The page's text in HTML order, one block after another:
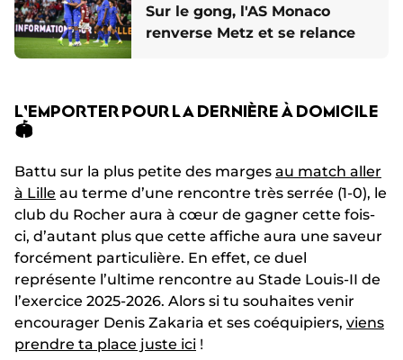
Sur le gong, l'AS Monaco
renverse Metz et se relance
L'EMPORTER POUR LA DERNIÈRE À DOMICILE
🏟️
Battu sur la plus petite des marges au match aller
à Lille au terme d’une rencontre très serrée (1-0), le
club du Rocher aura à cœur de gagner cette fois-
ci, d’autant plus que cette affiche aura une saveur
forcément particulière. En effet, ce duel
représente l’ultime rencontre au Stade Louis-II de
l’exercice 2025-2026. Alors si tu souhaites venir
encourager Denis Zakaria et ses coéquipiers, viens
prendre ta place juste ici !